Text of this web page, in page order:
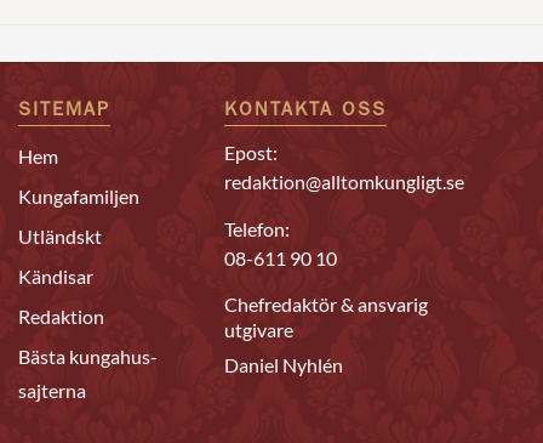
SITEMAP
Hem
Kungafamiljen
Utländskt
Kändisar
Redaktion
Bästa kungahus-
sajterna
KONTAKTA OSS
Epost:
redaktion@alltomkungligt.se
Telefon:
08-611 90 10
Chefredaktör & ansvarig
utgivare
Daniel Nyhlén